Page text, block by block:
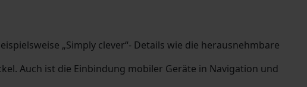
„Simply clever“- Details wie die herausnehmbare
Auch ist die Einbindung mobiler Geräte in Navigation und